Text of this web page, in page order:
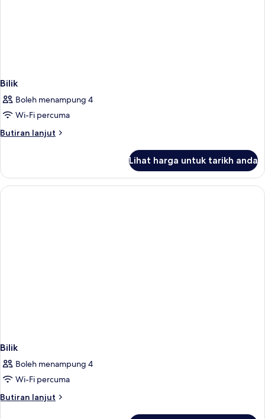
Bilik
Boleh menampung 4
Wi-Fi percuma
Butiran lanjut
Butiran
Lihat harga untuk tarikh anda
Bilik
Boleh menampung 4
Wi-Fi percuma
Butiran lanjut
Butiran